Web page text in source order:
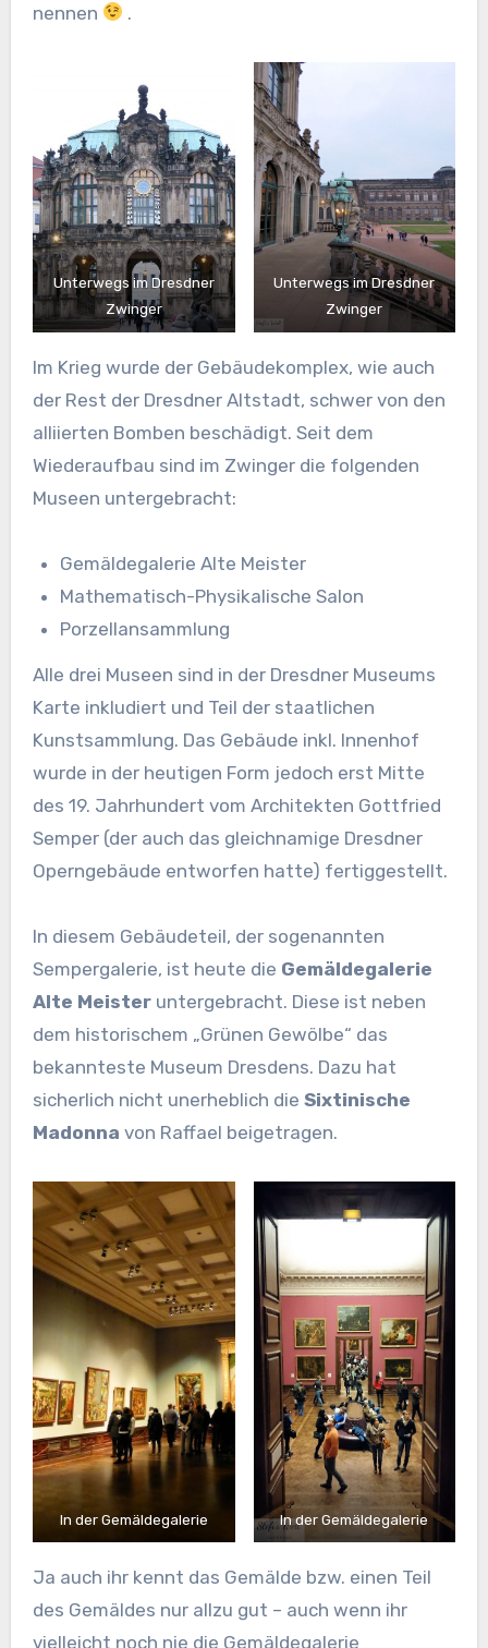
nennen
.
Unterwegs im Dresdner
Zwinger
Unterwegs im Dresdner
Zwinger
Im Krieg wurde der Gebäudekomplex, wie auch
der Rest der Dresdner Altstadt, schwer von den
alliierten Bomben beschädigt. Seit dem
Wiederaufbau sind im Zwinger die folgenden
Museen untergebracht:
Gemäldegalerie Alte Meister
Mathematisch-Physikalische Salon
Porzellansammlung
Alle drei Museen sind in der Dresdner Museums
Karte inkludiert und Teil der staatlichen
Kunstsammlung. Das Gebäude inkl. Innenhof
wurde in der heutigen Form jedoch erst Mitte
des 19. Jahrhundert vom Architekten Gottfried
Semper (der auch das gleichnamige Dresdner
Operngebäude entworfen hatte) fertiggestellt.
In diesem Gebäudeteil, der sogenannten
Sempergalerie, ist heute die Gemäldegalerie
Alte Meister untergebracht. Diese ist neben
dem historischem „Grünen Gewölbe“ das
bekannteste Museum Dresdens. Dazu hat
sicherlich nicht unerheblich die Sixtinische
Madonna von Raffael beigetragen.
In der Gemäldegalerie In der Gemäldegalerie
Ja auch ihr kennt das Gemälde bzw. einen Teil
des Gemäldes nur allzu gut – auch wenn ihr
vielleicht noch nie die Gemäldegalerie